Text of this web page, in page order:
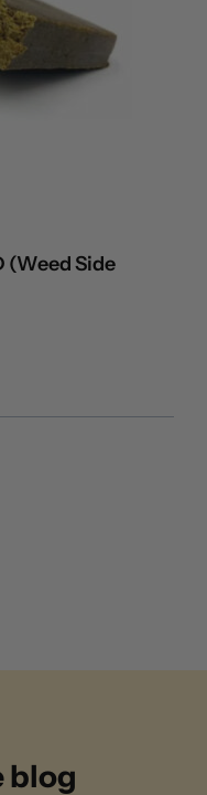
(Weed Side
blog